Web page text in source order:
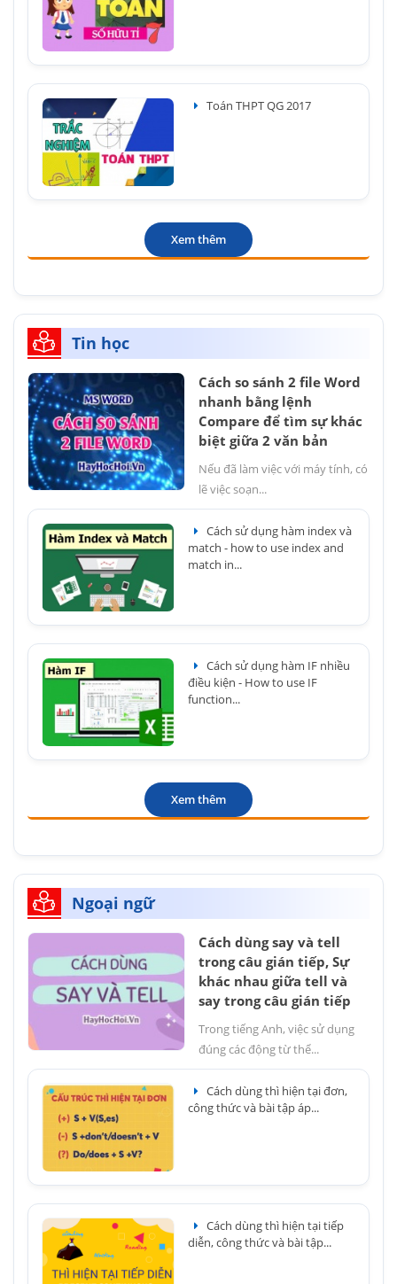
Toán THPT QG 2017
Xem thêm
Tin học
Cách so sánh 2 file Word
nhanh bằng lệnh
Compare để tìm sự khác
biệt giữa 2 văn bản
Nếu đã làm việc với máy tính, có
lẽ việc soạn...
Cách sử dụng hàm index và
match - how to use index and
match in...
Cách sử dụng hàm IF nhiều
điều kiện - How to use IF
function...
Xem thêm
Ngoại ngữ
Cách dùng say và tell
trong câu gián tiếp, Sự
khác nhau giữa tell và
say trong câu gián tiếp
Trong tiếng Anh, việc sử dụng
đúng các động từ thể...
Cách dùng thì hiện tại đơn,
công thức và bài tập áp...
Cách dùng thì hiện tại tiếp
diễn, công thức và bài tập...